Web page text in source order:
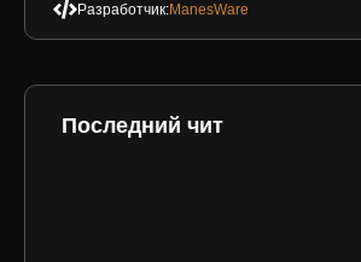
Разработчик:ManesWare
Последний чит